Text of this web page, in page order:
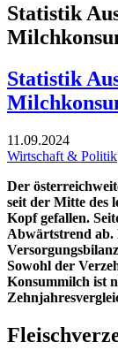
Statistik
Statistik
11.09.2024
Wirtschaft & Politik
Der
seit der Mitte des
Kopf gefallen.
Abwärtstrend ab.
Sowohl der
Konsummilch ist